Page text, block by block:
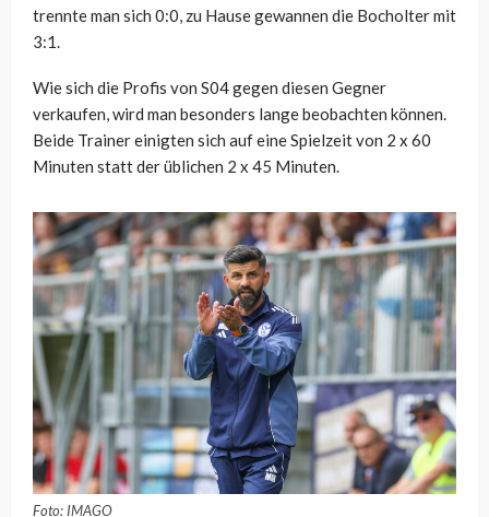
trennte man sich 0:0, zu Hause gewannen die Bocholter mit
3:1.
Wie sich die Profis von S04 gegen diesen Gegner
verkaufen, wird man besonders lange beobachten können.
Beide Trainer einigten sich auf eine Spielzeit von 2 x 60
Minuten statt der üblichen 2 x 45 Minuten.
Foto: IMAGO